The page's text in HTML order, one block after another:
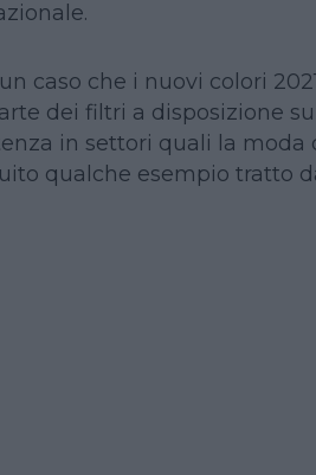
caso che i nuovi colori
dei filtri a disposizione
in settori quali la moda
qualche esempio tratto